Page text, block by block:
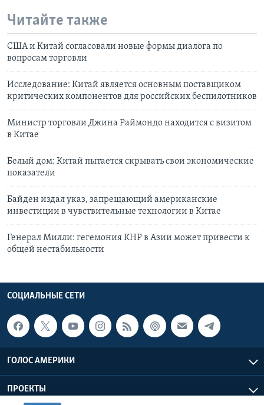
Читайте также
США и Китай согласовали новые формы диалога по
вопросам торговли
Исследование: Китай является основным поставщиком
критических компонентов для российских беспилотников
Министр торговли Джина Раймондо находится с визитом
в Китае
Белый дом: Китай пытается скрывать свои экономические
показатели
Байден издал указ, запрещающий американские
инвестиции в чувствительные технологии в Китае
Генерал Милли: гегемония КНР в Азии может привести к
общей нестабильности
СОЦИАЛЬНЫЕ СЕТИ
ГОЛОС АМЕРИКИ
ПРОЕКТЫ